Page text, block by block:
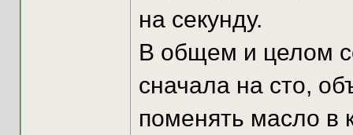
на секунду.
В общем и целом
сначала на сто,
поменять масло в